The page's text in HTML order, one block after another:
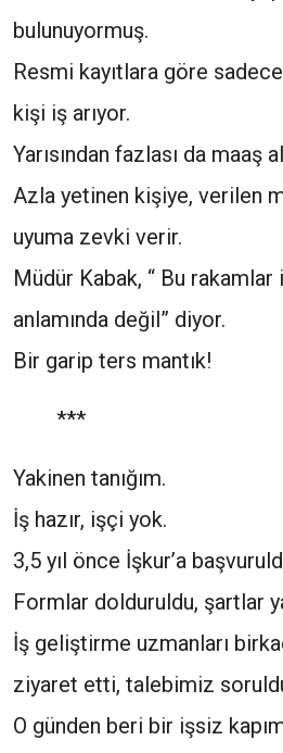
bulunuyormuş.
Resmi kayıtlara göre
kişi iş arıyor.
Yarısından fazlası da maaş
Azla yetinen kişiye, verilen
uyuma zevki verir.
Müdür Kabak, “ Bu rakamlar
anlamında değil” diyor.
Bir garip ters mantık!
***
Yakinen tanığım.
İş hazır, işçi yok.
3,5 yıl önce İşkur’a
Formlar dolduruldu, şartlar
İş geliştirme uzmanları
ziyaret etti, talebimiz
O günden beri bir işsiz